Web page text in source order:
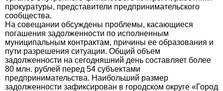
прокуратуры, представители предпринимательского
сообщества.
На совещании обсуждены проблемы, касающиеся
погашения задолженности по исполненным
муниципальным контрактам, причины ее образования и
пути разрешения ситуации. Общий объем
задолженности на сегодняшний день составляет более
80 млн. рублей перед 54 субъектами
предпринимательства. Наибольший размер
задолженности зафиксирован в городском округе «Город